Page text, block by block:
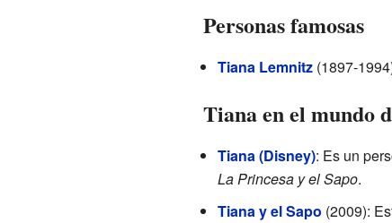
Personas famosas
Tiana Lemnitz(1897-
Tiana en el mundo
Tiana (Disney): Es un
La Princesa y el Sapo.
Tiana y el Sapo (2009):